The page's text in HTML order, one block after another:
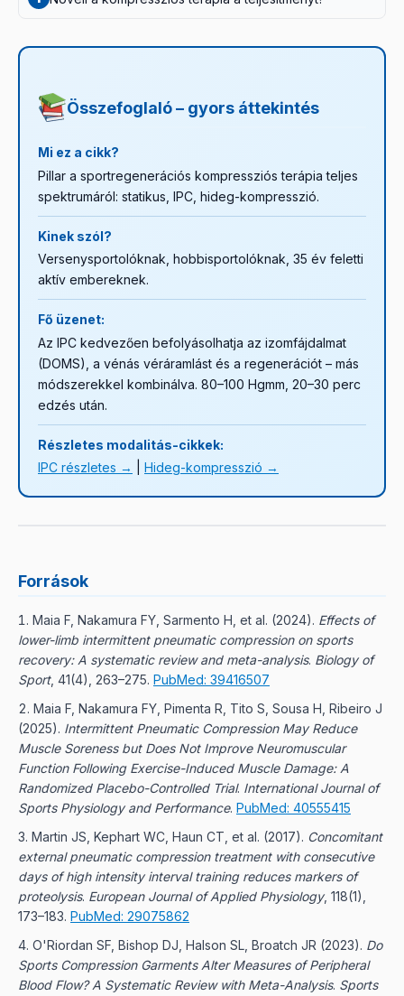
és a kompressziót kombinálja, akut sérüléseknél,
jégmasszázs / hideg kompresszió cikk.
fizikailag aktív 35 év felettieknek is hasznos lehet. Egy
kerékpárút utáni regenerációhoz éppúgy javasolt, mint a
támogatja – a gyorsabb regeneráció azonban
keresztül közvetett teljesítményhatás várható, ha a
sportoló a kapacitást valóban kihasználja (Stedge 2021).
Összefoglaló – gyors áttekintés
Mi ez a cikk?
Pillar a sportregenerációs kompressziós terápia teljes
spektrumáról: statikus, IPC, hideg-kompresszió.
Kinek szól?
Versenysportolóknak, hobbisportolóknak, 35 év feletti
aktív embereknek.
Fő üzenet:
Az IPC kedvezően befolyásolhatja az izomfájdalmat
(DOMS), a vénás véráramlást és a regenerációt – más
módszerekkel kombinálva. 80–100 Hgmm, 20–30 perc
edzés után.
Részletes modalitás-cikkek:
IPC részletes →
Hideg-kompresszió →
Források
Maia F, Nakamura FY, Sarmento H, et al. (2024). Effects of
lower-limb intermittent pneumatic compression on sports
recovery: A systematic review and meta-analysis. Biology of
Sport, 41(4), 263–275. PubMed: 39416507
Maia F, Nakamura FY, Pimenta R, Tito S, Sousa H, Ribeiro J
(2025). Intermittent Pneumatic Compression May Reduce
Muscle Soreness but Does Not Improve Neuromuscular
Function Following Exercise-Induced Muscle Damage: A
Randomized Placebo-Controlled Trial. International Journal of
Sports Physiology and Performance. PubMed: 40555415
Martin JS, Kephart WC, Haun CT, et al. (2017). Concomitant
external pneumatic compression treatment with consecutive
days of high intensity interval training reduces markers of
proteolysis. European Journal of Applied Physiology, 118(1),
173–183. PubMed: 29075862
O'Riordan SF, Bishop DJ, Halson SL, Broatch JR (2023). Do
Sports Compression Garments Alter Measures of Peripheral
Blood Flow? A Systematic Review with Meta-Analysis. Sports